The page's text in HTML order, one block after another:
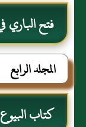
فتح
حجر
المجلد الرابع
كتاب البيوع